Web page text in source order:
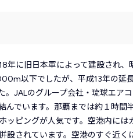
年に旧日本軍によって建設され、
以下でしたが、平成13年の延
JALのグループ会社・琉球エア
んでいます。那覇までは約１時間
ッピングが人気です。空港内には
設されています。空港のすぐ近く